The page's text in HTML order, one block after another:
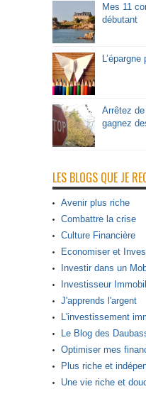
Mes 11
débutant
L’épargne
Arrêtez
gagnez
LES BLOGS QUE JE
Avenir plus riche
Combattre la crise
Culture Financière
Economiser et
Investir dans un
Investisseur
J'apprends l'argent
L'investissement
Le Blog des
Optimiser mes
Plus riche et
Une vie riche et